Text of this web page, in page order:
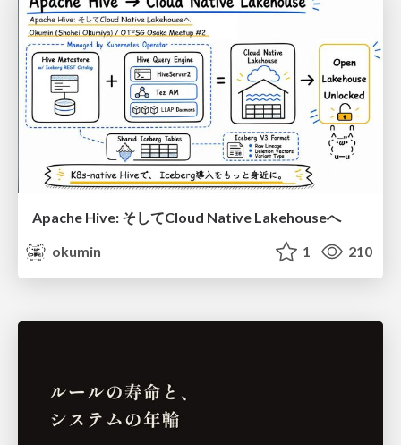
Apache Hive: そしてCloud Native Lakehouseへ
okumin
1 210